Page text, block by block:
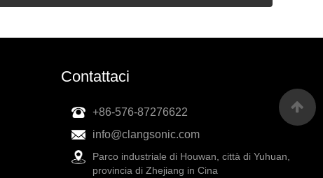
Contattaci
+86-576-87276622
info@clangsonic.com
Parco industriale di Houwan, città di Yuhuan,
provincia di Zhejiang in Cina